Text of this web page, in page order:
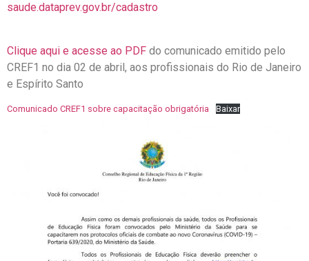
saude.dataprev.gov.br/cadastro
Clique aqui e acesse ao PDF do comunicado emitido pelo
CREF1 no dia 02 de abril, aos profissionais do Rio de Janeiro
e Espírito Santo
Comunicado CREF1 sobre capacitação obrigatória Baixar